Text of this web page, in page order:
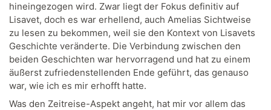
hineingezogen wird. Zwar liegt der Fokus definitiv auf
Lisavet, doch es war erhellend, auch Amelias Sichtweise
zu lesen zu bekommen, weil sie den Kontext von Lisavets
Geschichte veränderte. Die Verbindung zwischen den
beiden Geschichten war hervorragend und hat zu einem
äußerst zufriedenstellenden Ende geführt, das genauso
war, wie ich es mir erhofft hatte.
Was den Zeitreise-Aspekt angeht, hat mir vor allem das